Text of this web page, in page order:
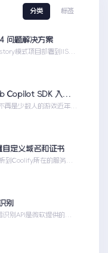
分类 标签
问题解决方案
模式项目部署到IIS
...IIS部署Vue项目404问
MVP 聚技站｜GitHub Copilot SDK 入门：五分钟构建你的第一个 AI Agent
再是少数人的游戏近年
速发展，AIAgen...MVP
入门：五分钟构建你的
定义域名和证书
到Coolify所在的服务
版本的，这里就不
定义域名和证书
别
别API是微软提供的一
者轻松实现语...AzureAI